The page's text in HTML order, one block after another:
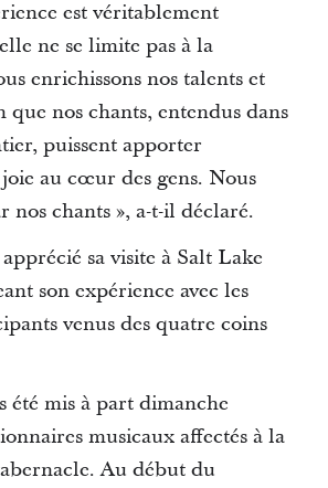
est véritablement
ne se limite pas à la
enrichissons nos talents et
nos chants, entendus dans
puissent apporter
au cœur des gens. Nous
nos chants », a-t-il déclaré.
sa visite à Salt Lake
son expérience avec les
venus des quatre coins
été mis à part dimanche
musicaux affectés à la
Au début du